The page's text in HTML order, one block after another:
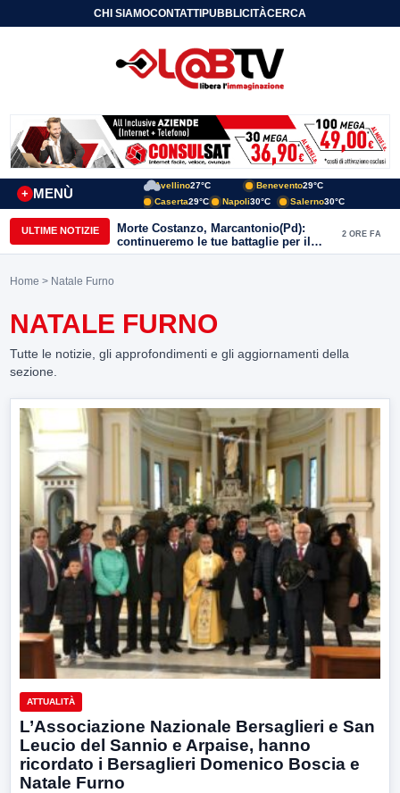
CHI SIAMOCONTATTIPUBBLICITÀCERCA
MENÙ
+
Avellino27°C Benevento29°C
Caserta29°C Napoli30°C Salerno30°C
ULTIME NOTIZIE
Morte Costanzo, Marcantonio(Pd):
continueremo le tue battaglie per il
Sannio
2 ORE FA
Home > Natale Furno
NATALE FURNO
Tutte le notizie, gli approfondimenti e gli aggiornamenti della
sezione.
ATTUALITÀ
L’Associazione Nazionale Bersaglieri e San
Leucio del Sannio e Arpaise, hanno
ricordato i Bersaglieri Domenico Boscia e
Natale Furno